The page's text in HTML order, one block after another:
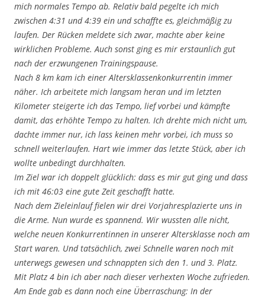
mich normales Tempo ab. Relativ bald pegelte ich mich
zwischen 4:31 und 4:39 ein und schaffte es, gleichmäßig zu
laufen. Der Rücken meldete sich zwar, machte aber keine
wirklichen Probleme. Auch sonst ging es mir erstaunlich gut
nach der erzwungenen Trainingspause.
Nach 8 km kam ich einer Altersklassenkonkurrentin immer
näher. Ich arbeitete mich langsam heran und im letzten
Kilometer steigerte ich das Tempo, lief vorbei und kämpfte
damit, das erhöhte Tempo zu halten. Ich drehte mich nicht um,
dachte immer nur, ich lass keinen mehr vorbei, ich muss so
schnell weiterlaufen. Hart wie immer das letzte Stück, aber ich
wollte unbedingt durchhalten.
Im Ziel war ich doppelt glücklich: dass es mir gut ging und dass
ich mit 46:03 eine gute Zeit geschafft hatte.
Nach dem Zieleinlauf fielen wir drei Vorjahresplazierte uns in
die Arme. Nun wurde es spannend. Wir wussten alle nicht,
welche neuen Konkurrentinnen in unserer Altersklasse noch am
Start waren. Und tatsächlich, zwei Schnelle waren noch mit
unterwegs gewesen und schnappten sich den 1. und 3. Platz.
Mit Platz 4 bin ich aber nach dieser verhexten Woche zufrieden.
Am Ende gab es dann noch eine Überraschung: In der